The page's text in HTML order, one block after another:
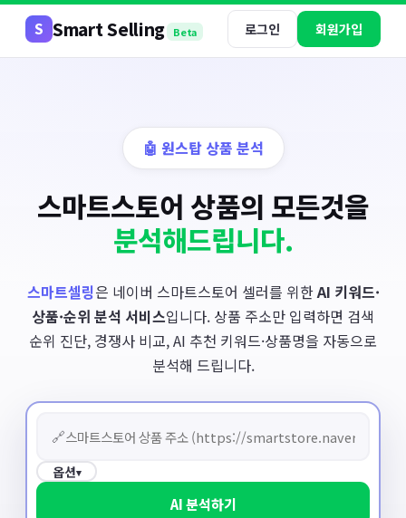
S Smart Selling Beta 로그인 회원가입
🤖 원스탑 상품 분석
스마트스토어 상품의 모든것을
분석해드립니다.
스마트셀링은 네이버 스마트스토어 셀러를 위한AI 키워드·
상품·순위 분석 서비스입니다. 상품 주소만 입력하면 검색
순위 진단, 경쟁사 비교, AI 추천 키워드·상품명을 자동으로
분석해 드립니다.
🔗
옵션▾
AI 분석하기